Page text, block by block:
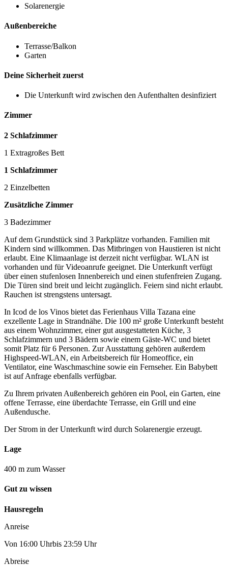
Solarenergie
Außenbereiche
Terrasse/Balkon
Garten
Deine Sicherheit zuerst
Die Unterkunft wird zwischen den Aufenthalten desinfiziert
Zimmer
2 Schlafzimmer
1 Extragroßes Bett
1 Schlafzimmer
2 Einzelbetten
Zusätzliche Zimmer
3 Badezimmer
Auf dem Grundstück sind 3 Parkplätze vorhanden. Familien mit
Kindern sind willkommen. Das Mitbringen von Haustieren ist nicht
erlaubt. Eine Klimaanlage ist derzeit nicht verfügbar. WLAN ist
vorhanden und für Videoanrufe geeignet. Die Unterkunft verfügt
über einen stufenlosen Innenbereich und einen stufenfreien Zugang.
Die Türen sind breit und leicht zugänglich. Feiern sind nicht erlaubt.
Rauchen ist strengstens untersagt.
In Icod de los Vinos bietet das Ferienhaus Villa Tazana eine
exzellente Lage in Strandnähe. Die 100 m² große Unterkunft besteht
aus einem Wohnzimmer, einer gut ausgestatteten Küche, 3
Schlafzimmern und 3 Bädern sowie einem Gäste-WC und bietet
somit Platz für 6 Personen. Zur Ausstattung gehören außerdem
Highspeed-WLAN, ein Arbeitsbereich für Homeoffice, ein
Ventilator, eine Waschmaschine sowie ein Fernseher. Ein Babybett
ist auf Anfrage ebenfalls verfügbar.
Zu Ihrem privaten Außenbereich gehören ein Pool, ein Garten, eine
offene Terrasse, eine überdachte Terrasse, ein Grill und eine
Außendusche.
Der Strom in der Unterkunft wird durch Solarenergie erzeugt.
Lage
400 m zum Wasser
Gut zu wissen
Hausregeln
Anreise
Von 16:00 Uhrbis 23:59 Uhr
Abreise